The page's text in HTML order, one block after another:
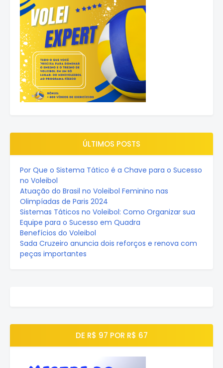
ÚLTIMOS POSTS
Por Que o Sistema Tático é a Chave para o Sucesso
no Voleibol
Atuação do Brasil no Voleibol Feminino nas
Olimpíadas de Paris 2024
Sistemas Táticos no Voleibol: Como Organizar sua
Equipe para o Sucesso em Quadra
Benefícios do Voleibol
Sada Cruzeiro anuncia dois reforços e renova com
peças importantes
DE R$ 97 POR R$ 67